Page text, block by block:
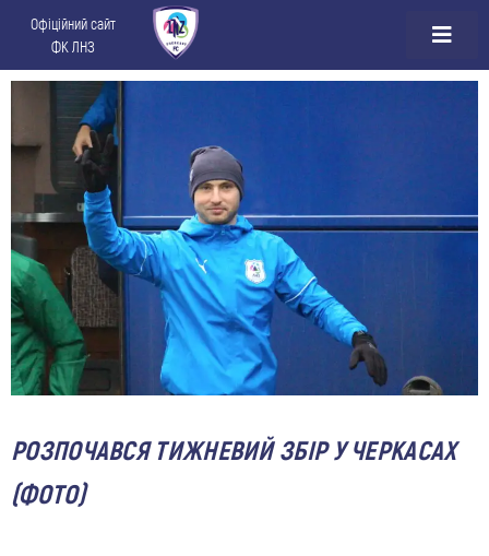
Офіційний сайт
ФК ЛНЗ
РОЗПОЧАВСЯ ТИЖНЕВИЙ ЗБІР У ЧЕРКАСАХ
(ФОТО)